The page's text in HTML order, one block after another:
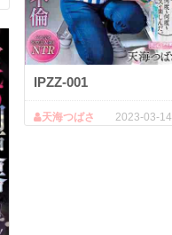
IPZZ-001
2023-03-14
天海つばさ